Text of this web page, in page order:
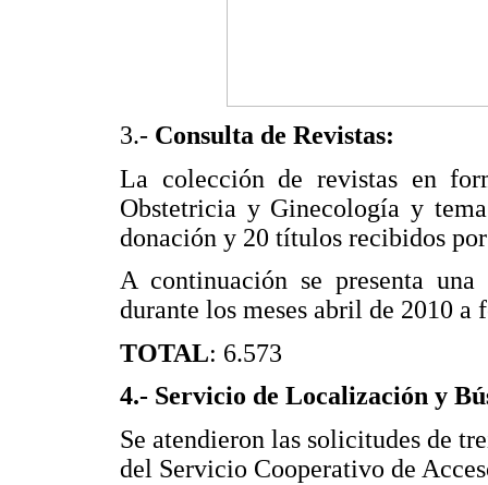
3.- Consulta de Revistas:
La colección de revistas en
Obstetricia y Ginecología y
donación y 20 títulos recibidos
A continuación se presenta
durante los meses abril de 2010 a
TOTAL: 6.573
4.- Servicio de Localización y
Se atendieron las solicitudes de
del Servicio Cooperativo de